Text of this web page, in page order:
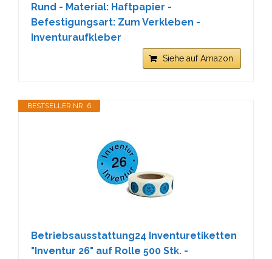
Rund - Material: Haftpapier -
Befestigungsart: Zum Verkleben -
Inventuraufkleber
Siehe auf Amazon
BESTSELLER NR. 6
Betriebsausstattung24 Inventuretiketten
"Inventur 26" auf Rolle 500 Stk. -